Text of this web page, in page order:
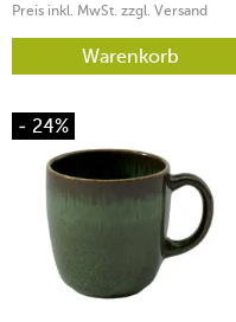
Preis inkl. MwSt. zzgl. Versand
Warenkorb
- 24%